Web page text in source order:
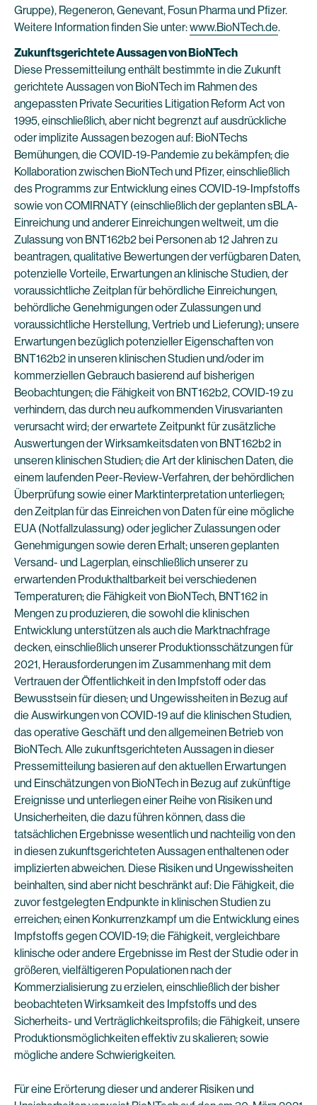
Gruppe), Regeneron, Genevant, Fosun Pharma und Pfizer.
Weitere Information finden Sie unter:www.BioNTech.de.
Zukunftsgerichtete Aussagen von BioNTech
Diese Pressemitteilung enthält bestimmte in die Zukunft
gerichtete Aussagen von BioNTech im Rahmen des
angepassten Private Securities Litigation Reform Act von
1995, einschließlich, aber nicht begrenzt auf ausdrückliche
oder implizite Aussagen bezogen auf: BioNTechs
Bemühungen, die COVID-19-Pandemie zu bekämpfen; die
Kollaboration zwischen BioNTech und Pfizer, einschließlich
des Programms zur Entwicklung eines COVID-19-Impfstoffs
sowie von COMIRNATY (einschließlich der geplanten sBLA-
Einreichung und anderer Einreichungen weltweit, um die
Zulassung von BNT162b2 bei Personen ab 12 Jahren zu
beantragen, qualitative Bewertungen der verfügbaren Daten,
potenzielle Vorteile, Erwartungen an klinische Studien, der
voraussichtliche Zeitplan für behördliche Einreichungen,
behördliche Genehmigungen oder Zulassungen und
voraussichtliche Herstellung, Vertrieb und Lieferung); unsere
Erwartungen bezüglich potenzieller Eigenschaften von
BNT162b2 in unseren klinischen Studien und/oder im
kommerziellen Gebrauch basierend auf bisherigen
Beobachtungen; die Fähigkeit von BNT162b2, COVID-19 zu
verhindern, das durch neu aufkommenden Virusvarianten
verursacht wird; der erwartete Zeitpunkt für zusätzliche
Auswertungen der Wirksamkeitsdaten von BNT162b2 in
unseren klinischen Studien; die Art der klinischen Daten, die
einem laufenden Peer-Review-Verfahren, der behördlichen
Überprüfung sowie einer Marktinterpretation unterliegen;
den Zeitplan für das Einreichen von Daten für eine mögliche
EUA (Notfallzulassung) oder jeglicher Zulassungen oder
Genehmigungen sowie deren Erhalt; unseren geplanten
Versand- und Lagerplan, einschließlich unserer zu
erwartenden Produkthaltbarkeit bei verschiedenen
Temperaturen; die Fähigkeit von BioNTech, BNT162 in
Mengen zu produzieren, die sowohl die klinischen
Entwicklung unterstützen als auch die Marktnachfrage
decken, einschließlich unserer Produktionsschätzungen für
2021, Herausforderungen im Zusammenhang mit dem
Vertrauen der Öffentlichkeit in den Impfstoff oder das
Bewusstsein für diesen; und Ungewissheiten in Bezug auf
die Auswirkungen von COVID-19 auf die klinischen Studien,
das operative Geschäft und den allgemeinen Betrieb von
BioNTech. Alle zukunftsgerichteten Aussagen in dieser
Pressemitteilung basieren auf den aktuellen Erwartungen
und Einschätzungen von BioNTech in Bezug auf zukünftige
Ereignisse und unterliegen einer Reihe von Risiken und
Unsicherheiten, die dazu führen können, dass die
tatsächlichen Ergebnisse wesentlich und nachteilig von den
in diesen zukunftsgerichteten Aussagen enthaltenen oder
implizierten abweichen. Diese Risiken und Ungewissheiten
beinhalten, sind aber nicht beschränkt auf: Die Fähigkeit, die
zuvor festgelegten Endpunkte in klinischen Studien zu
erreichen; einen Konkurrenzkampf um die Entwicklung eines
Impfstoffs gegen COVID-19; die Fähigkeit, vergleichbare
klinische oder andere Ergebnisse im Rest der Studie oder in
größeren, vielfältigeren Populationen nach der
Kommerzialisierung zu erzielen, einschließlich der bisher
beobachteten Wirksamkeit des Impfstoffs und des
Sicherheits- und Verträglichkeitsprofils; die Fähigkeit, unsere
Produktionsmöglichkeiten effektiv zu skalieren; sowie
mögliche andere Schwierigkeiten.
Für eine Erörterung dieser und anderer Risiken und